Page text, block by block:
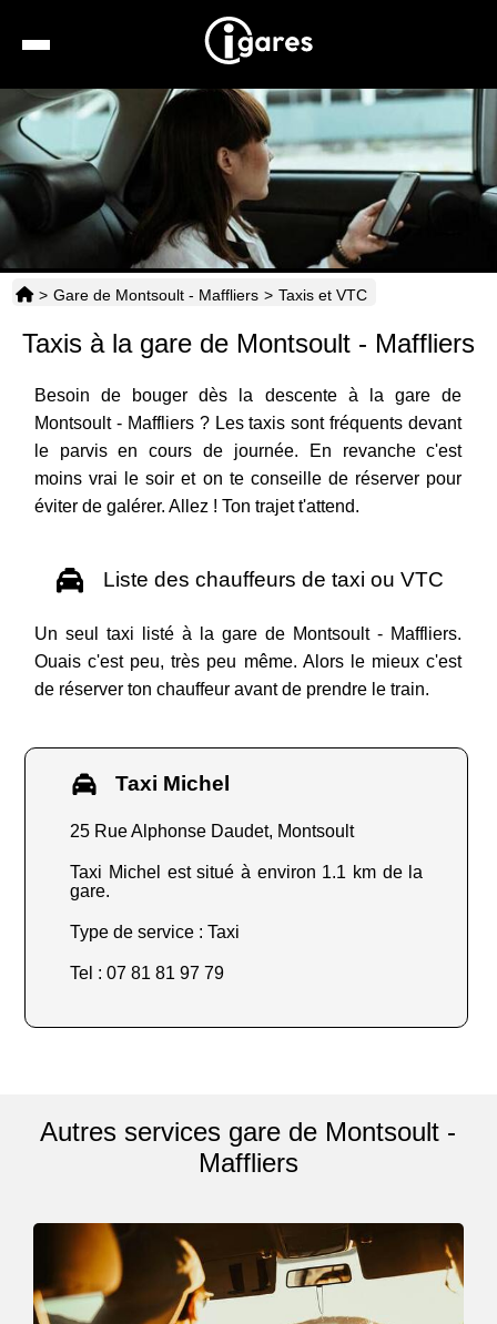
Recherche
Location de voiture
Hôtels
Taxis
> Gare de Montsoult - Maffliers > Taxis et VTC
Taxis à la gare de Montsoult - Maffliers
Besoin de bouger dès la descente à la gare de
Montsoult - Maffliers ? Les taxis sont fréquents devant
le parvis en cours de journée. En revanche c'est
moins vrai le soir et on te conseille de réserver pour
éviter de galérer. Allez ! Ton trajet t'attend.
Liste des chauffeurs de taxi ou VTC
Un seul taxi listé à la gare de Montsoult - Maffliers.
Ouais c'est peu, très peu même. Alors le mieux c'est
de réserver ton chauffeur avant de prendre le train.
Taxi Michel
25 Rue Alphonse Daudet, Montsoult
Taxi Michel est situé à environ 1.1 km de la
gare.
Type de service : Taxi
Tel : 07 81 81 97 79
Autres services gare de Montsoult -
Maffliers